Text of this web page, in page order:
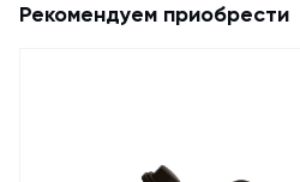
Рекомендуем приобрести